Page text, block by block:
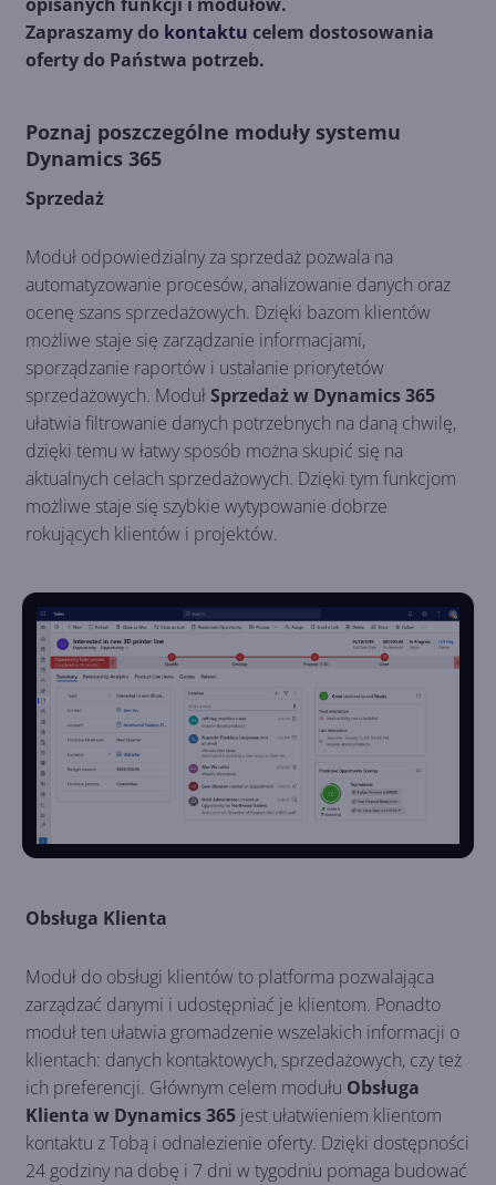
Zapraszamy do kontaktu celem dostosowania
oferty do Państwa potrzeb.
Poznaj poszczególne moduły systemu
Dynamics 365
Sprzedaż
Moduł odpowiedzialny za sprzedaż pozwala na
automatyzowanie procesów, analizowanie danych oraz
ocenę szans sprzedażowych. Dzięki bazom klientów
możliwe staje się zarządzanie informacjami,
sporządzanie raportów i ustalanie priorytetów
sprzedażowych. ModułSprzedaż w Dynamics 365
ułatwia filtrowanie danych potrzebnych na daną chwilę,
dzięki temu w łatwy sposób można skupić się na
aktualnych celach sprzedażowych. Dzięki tym funkcjom
możliwe staje się szybkie wytypowanie dobrze
rokujących klientów i projektów.
Obsługa Klienta
Moduł do obsługi klientów to platforma pozwalająca
zarządzać danymi i udostępniać je klientom. Ponadto
moduł ten ułatwia gromadzenie wszelakich informacji o
klientach: danych kontaktowych, sprzedażowych, czy też
ich preferencji. Głównym celem modułu Obsługa
Klienta w Dynamics 365 jest ułatwieniem klientom
kontaktu z Tobą i odnalezienie oferty. Dzięki dostępności
24 godziny na dobę i 7 dni w tygodniu pomaga budować